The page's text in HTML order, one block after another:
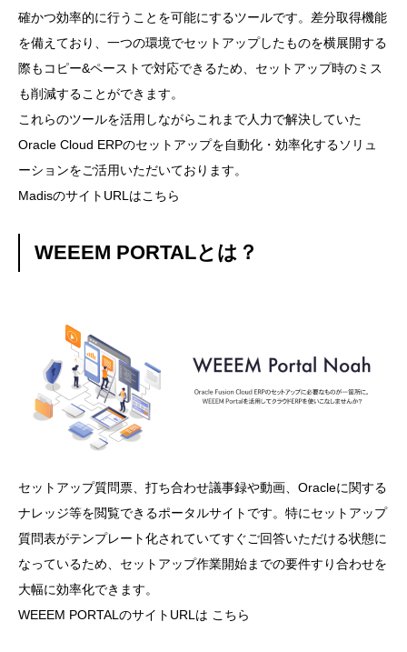
確かつ効率的に行うことを可能にするツールです。差分取得機能
を備えており、一つの環境でセットアップしたものを横展開する
際もコピー&ペーストで対応できるため、セットアップ時のミス
も削減することができます。
これらのツールを活用しながらこれまで人力で解決していた
Oracle Cloud ERPのセットアップを自動化・効率化するソリュ
ーションをご活用いただいております。
MadisのサイトURLはこちら
WEEEM PORTALとは？
セットアップ質問票、打ち合わせ議事録や動画、Oracleに関する
ナレッジ等を閲覧できるポータルサイトです。特にセットアップ
質問表がテンプレート化されていてすぐご回答いただける状態に
なっているため、セットアップ作業開始までの要件すり合わせを
大幅に効率化できます。
WEEEM PORTALのサイトURLは こちら